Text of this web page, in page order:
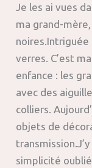
Je les ai vues
ma grand-
verres. C’est
enfance : les
avec des
colliers.
objets de
simplicité